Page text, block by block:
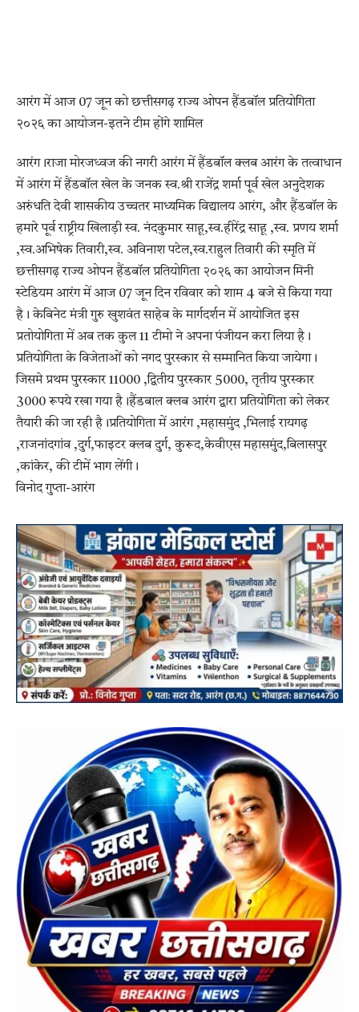
आरंग में आज 07 जून को छत्तीसगढ़ राज्य ओपन हैंडबॉल प्रतियोगिता
२०२६ का आयोजन-इतने टीम होंगे शामिल
आरंग।राजा मोरजध्वज की नगरी आरंग में हैंडबॉल क्लब आरंग के तत्वाधान
में आरंग में हैंडबॉल खेल के जनक स्व.श्री राजेंद्र शर्मा पूर्व खेल अनुदेशक
अरुंधति देवी शासकीय उच्चतर माध्यमिक विद्यालय आरंग, और हैंडबॉल के
हमारे पूर्व राष्ट्रीय खिलाड़ी स्व. नंदकुमार साहू,स्व.हीरेंद्र साहू ,स्व. प्रणय शर्मा
,स्व.अभिषेक तिवारी,स्व. अविनाश पटेल,स्व.राहुल तिवारी की स्मृति में
छत्तीसगढ़ राज्य ओपन हैंडबॉल प्रतियोगिता २०२६ का आयोजन मिनी
स्टेडियम आरंग में आज 07 जून दिन रविवार को शाम 4 बजे से किया गया
है। केबिनेट मंत्री गुरु खुशवंत साहेब के मार्गदर्शन में आयोजित इस
प्रतोयोगिता में अब तक कुल 11 टीमो ने अपना पंजीयन करा लिया है।
प्रतियोगिता के विजेताओं को नगद पुरस्कार से सम्मानित किया जायेगा।
जिसमे प्रथम पुरस्कार 11000 ,द्वितीय पुरस्कार 5000, तृतीय पुरस्कार
3000 रूपये रखा गया है।हैंडबाल क्लब आरंग द्वारा प्रतियोगिता को लेकर
तैयारी की जा रही है।प्रतियोगिता में आरंग ,महासमुंद ,भिलाई रायगढ़
,राजनांदगांव ,दुर्ग,फाइटर क्लब दुर्ग, कुरूद,केवीएस महासमुंद,बिलासपुर
,कांकेर, की टीमें भाग लेंगी।
विनोद गुप्ता-आरंग